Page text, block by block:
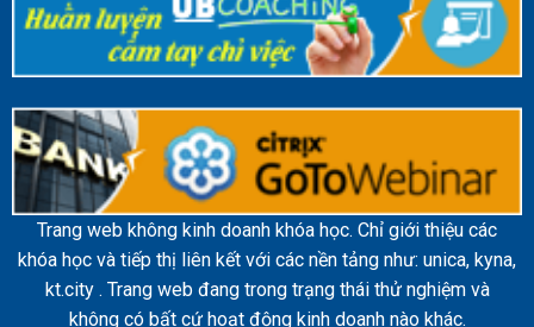
Trang web không kinh doanh khóa học. Chỉ giới thiệu các
khóa học và tiếp thị liên kết với các nền tảng như: unica, kyna,
kt.city . Trang web đang trong trạng thái thử nghiệm và
không có bất cứ hoạt động kinh doanh nào khác.